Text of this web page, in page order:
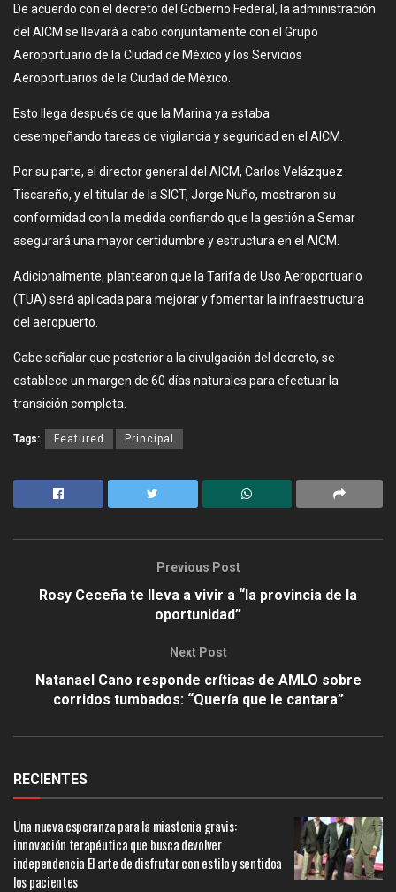
De acuerdo con el decreto del Gobierno Federal, la administración
del AICM se llevará a cabo conjuntamente con el Grupo
Aeroportuario de la Ciudad de México y los Servicios
Aeroportuarios de la Ciudad de México.
Esto llega después de que la Marina ya estaba
desempeñando tareas de vigilancia y seguridad en el AICM.
Por su parte, el director general del AICM, Carlos Velázquez
Tiscareño, y el titular de la SICT, Jorge Nuño, mostraron su
conformidad con la medida confiando que la gestión a Semar
asegurará una mayor certidumbre y estructura en el AICM.
Adicionalmente, plantearon que la Tarifa de Uso Aeroportuario
(TUA) será aplicada para mejorar y fomentar la infraestructura
del aeropuerto.
Cabe señalar que posterior a la divulgación del decreto, se
establece un margen de 60 días naturales para efectuar la
transición completa.
Tags: Featured Principal
Previous Post
Rosy Ceceña te lleva a vivir a “la provincia de la
oportunidad”
Next Post
Natanael Cano responde críticas de AMLO sobre
corridos tumbados: “Quería que le cantara”
RECIENTES
Una nueva esperanza para la miastenia gravis:
innovación terapéutica que busca devolver
independencia El arte de disfrutar con estilo y sentidoa
los pacientes